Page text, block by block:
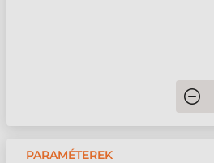
PARAMÉTEREK